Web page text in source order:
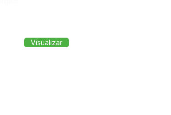
Visualizar